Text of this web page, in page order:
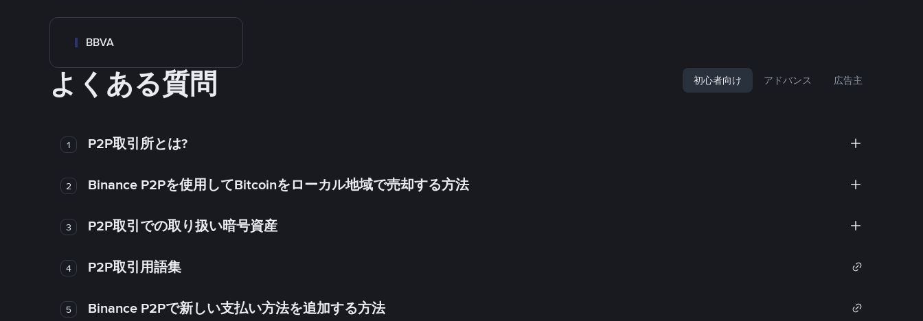
BBVA
よくある質問 初心者向け アドバンス 広告主
1 P2P取引所とは?
2 Binance P2Pを使用してBitcoinをローカル地域で売却する方法
3 P2P取引での取り扱い暗号資産
4 P2P取引用語集
5 Binance P2Pで新しい支払い方法を追加する方法